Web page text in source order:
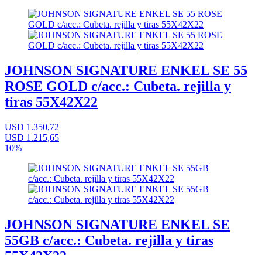
JOHNSON SIGNATURE ENKEL SE 55
ROSE GOLD c/acc.: Cubeta. rejilla y
tiras 55X42X22
USD 1.350,72
USD 1.215,65
10%
JOHNSON SIGNATURE ENKEL SE
55GB c/acc.: Cubeta. rejilla y tiras